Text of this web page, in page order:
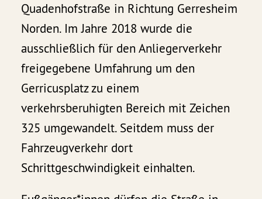
Quadenhofstraße in Richtung Gerresheim
Norden. Im Jahre 2018 wurde die
ausschließlich für den Anliegerverkehr
freigegebene Umfahrung um den
Gerricusplatz zu einem
verkehrsberuhigten Bereich mit Zeichen
325 umgewandelt. Seitdem muss der
Fahrzeugverkehr dort
Schrittgeschwindigkeit einhalten.